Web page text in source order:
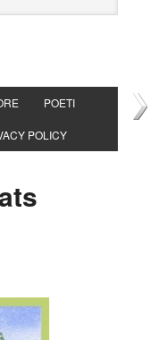
POETI
POLICY